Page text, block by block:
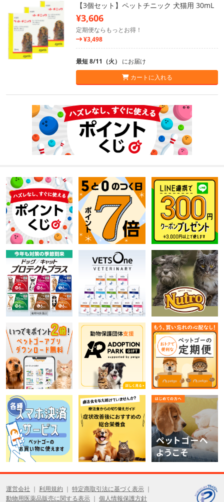
【3個セット】ペットチニック 犬猫用 30mL
¥3,606
定期便ならもっとお得！
¥3,498
最短 8/11（火） にお届け
カートに入れる
運営会社 利用規約
特定商取引法に基づく表示
動物用医薬品販売に関する表示
個人情報保護方針